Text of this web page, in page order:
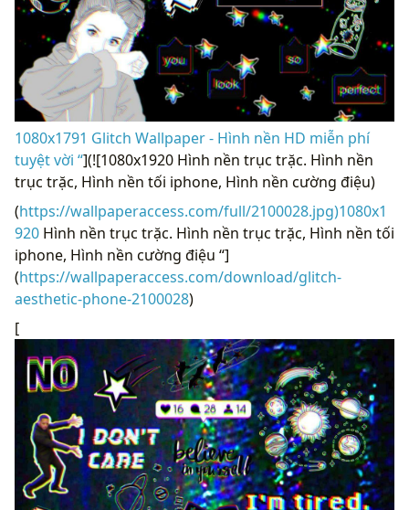
1080x1791 Glitch Wallpaper - Hình nền HD miễn phí
tuyệt vời “](![1080x1920 Hình nền trục trặc. Hình nền
trục trặc, Hình nền tối iphone, Hình nền cường điệu)
(https://wallpaperaccess.com/full/2100028.jpg)1080x1
920 Hình nền trục trặc. Hình nền trục trặc, Hình nền tối
iphone, Hình nền cường điệu “]
(https://wallpaperaccess.com/download/glitch-
aesthetic-phone-2100028)
[